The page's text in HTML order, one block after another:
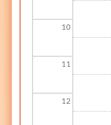
10
11
12